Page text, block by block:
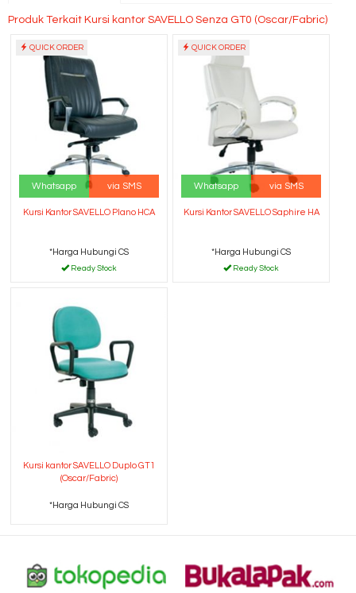
Produk Terkait Kursi kantor SAVELLO Senza GT0 (Oscar/Fabric)
QUICK ORDER
Whatsapp via SMS
Kursi Kantor SAVELLO Plano HCA
*Harga Hubungi CS
Ready Stock
QUICK ORDER
Whatsapp via SMS
Kursi Kantor SAVELLO Saphire HA
*Harga Hubungi CS
Ready Stock
Kursi kantor SAVELLO Duplo GT1
(Oscar/Fabric)
*Harga Hubungi CS